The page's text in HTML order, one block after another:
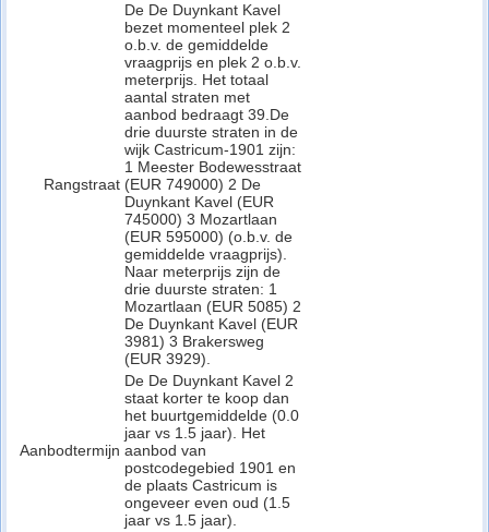
Rangstraat
De De Duynkant Kavel
bezet momenteel plek 2
o.b.v. de gemiddelde
vraagprijs en plek 2 o.b.v.
meterprijs. Het totaal
aantal straten met
aanbod bedraagt 39.De
drie duurste straten in de
wijk Castricum-1901 zijn:
1 Meester Bodewesstraat
(EUR 749000) 2 De
Duynkant Kavel (EUR
745000) 3 Mozartlaan
(EUR 595000) (o.b.v. de
gemiddelde vraagprijs).
Naar meterprijs zijn de
drie duurste straten: 1
Mozartlaan (EUR 5085) 2
De Duynkant Kavel (EUR
3981) 3 Brakersweg
(EUR 3929).
Aanbodtermijn
De De Duynkant Kavel 2
staat korter te koop dan
het buurtgemiddelde (0.0
jaar vs 1.5 jaar). Het
aanbod van
postcodegebied 1901 en
de plaats Castricum is
ongeveer even oud (1.5
jaar vs 1.5 jaar).